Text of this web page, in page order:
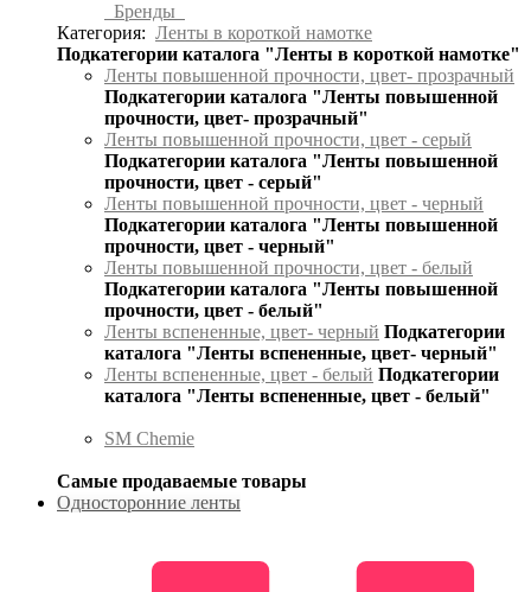
Бренды
Категория: Ленты в короткой намотке
Подкатегории каталога "Ленты в короткой намотке"
Ленты повышенной прочности, цвет- прозрачный
Подкатегории каталога "Ленты повышенной
прочности, цвет- прозрачный"
Ленты повышенной прочности, цвет - серый
Подкатегории каталога "Ленты повышенной
прочности, цвет - серый"
Ленты повышенной прочности, цвет - черный
Подкатегории каталога "Ленты повышенной
прочности, цвет - черный"
Ленты повышенной прочности, цвет - белый
Подкатегории каталога "Ленты повышенной
прочности, цвет - белый"
Ленты вспененные, цвет- черный Подкатегории
каталога "Ленты вспененные, цвет- черный"
Ленты вспененные, цвет - белый Подкатегории
каталога "Ленты вспененные, цвет - белый"
SM Chemie
Самые продаваемые товары
Односторонние ленты